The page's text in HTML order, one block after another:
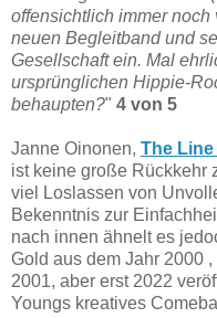
offensichtlich immer
neuen Begleitband und
Gesellschaft ein. Mal
ursprünglichen Hippie-
behaupten?" 4 von 5
Janne Oinonen, The Line
ist keine große Rückkehr
viel Loslassen von
Bekenntnis zur
nach innen ähnelt es
Gold aus dem Jahr 2000
2001, aber erst 2022
Youngs kreatives